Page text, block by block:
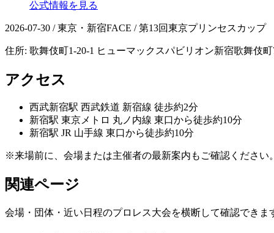
公式情報を見る
2026-07-30 / 東京・新宿FACE / 第13回東京プリンセスカップ
住所: 歌舞伎町1-20-1 ヒューマックスパビリオン新宿歌舞伎町
アクセス
西武新宿駅 西武鉄道 新宿線 徒歩約2分
新宿駅 東京メトロ 丸ノ内線 東口から徒歩約10分
新宿駅 JR 山手線 東口から徒歩約10分
※来場前に、会場または主催者の最新案内もご確認ください。
関連ページ
会場・団体・近い日程のプロレス大会を横断して確認できま